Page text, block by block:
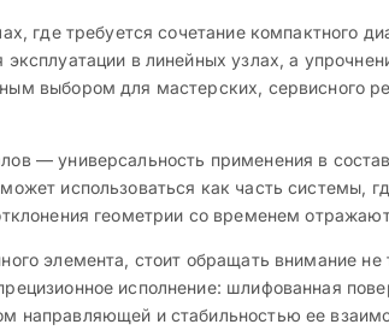
где требуется сочетание компактного
в линейных узлах, а
выбором для мастерских, сервисного
— универсальность применения в
использоваться как часть системы,
геометрии со временем
элемента, стоит обращать внимание
исполнение: шлифованная
направляющей и стабильностью ее